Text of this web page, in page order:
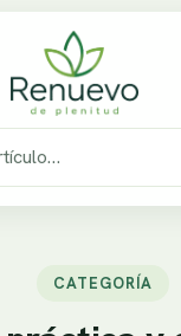
CATEGORÍA